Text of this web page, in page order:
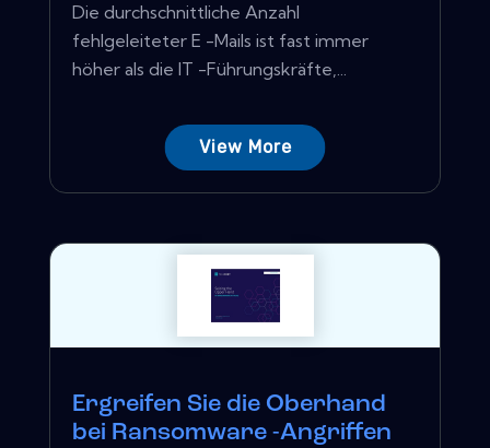
Die durchschnittliche Anzahl
fehlgeleiteter E -Mails ist fast immer
höher als die IT -Führungskräfte,...
View More
Ergreifen Sie die Oberhand
bei Ransomware -Angriffen